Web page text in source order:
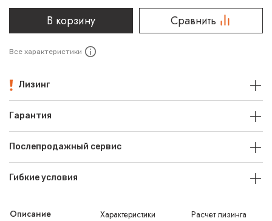
В корзину
Сравнить
Все характеристики
Лизинг
Гарантия
Послепродажный сервис
Гибкие условия
Описание Характеристики Расчет лизинга